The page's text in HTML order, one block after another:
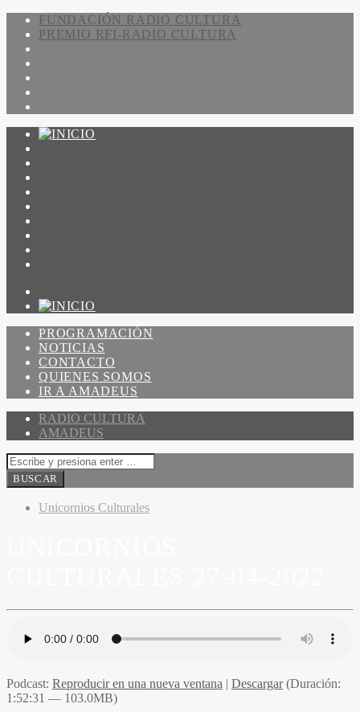
FUNDACIÓN RADIO CULTURA
PREMIO RFI-RADIO CULTURA
PROGRAMACIÓN
NOTICIAS
CONTACTO
QUIENES SOMOS
IR A AMADEUS
RADIO CULTURA
AMADEUS
Unicornios Culturales
Podcast: Reproducir en una nueva ventana | Descargar(Duración:
1:52:31 — 103.0MB)